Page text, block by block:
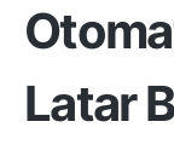
Latar